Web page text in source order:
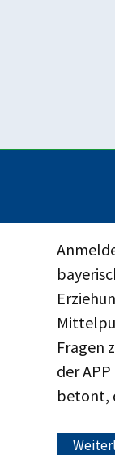
Fragen
der
betont,